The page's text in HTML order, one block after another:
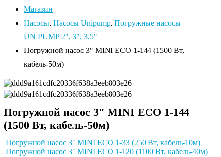
Магазин
Насосы, Насосы Unipump, Погружные насосы
UNIPUMP 2", 3", 3,5"
Погружной насос 3″ MINI ECO 1-144 (1500 Вт,
кабель-50м)
Погружной насос 3″ MINI ECO 1-144
(1500 Вт, кабель-50м)
Погружной насос 3″ MINI ECO 1-33 (250 Вт, кабель-10м)
Погружной насос 3″ MINI ECO 1-120 (1100 Вт, кабель-40м)